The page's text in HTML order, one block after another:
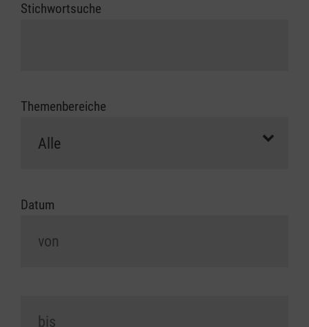
Stichwortsuche
Themenbereiche
Datum